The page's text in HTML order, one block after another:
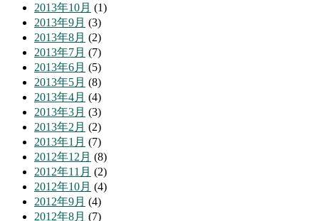
2013年10月 (1)
2013年9月 (3)
2013年8月 (2)
2013年7月 (7)
2013年6月 (5)
2013年5月 (8)
2013年4月 (4)
2013年3月 (3)
2013年2月 (2)
2013年1月 (7)
2012年12月 (8)
2012年11月 (2)
2012年10月 (4)
2012年9月 (4)
2012年8月 (7)